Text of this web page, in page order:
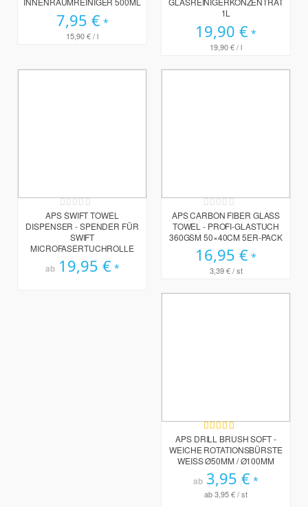
7,95 €
15,90 €/ l
1L
19,90 €
19,90 €/ l
Rating:
0%
APS SWIFT TOWEL
DISPENSER - SPENDER FÜR
SWIFT
MICROFASERTUCHROLLE
ab 19,95 €
Rating:
0%
APS CARBON FIBER GLASS
TOWEL - PROFI-GLASTUCH
360GSM 50×40CM 5ER-PACK
16,95 €
3,39 €/ st
Bewertung:
98%
APS DRILL BRUSH SOFT -
WEICHE ROTATIONSBÜRSTE
WEISS Ø50MM / Ø100MM
ab 3,95 €
ab3,95 €/ st